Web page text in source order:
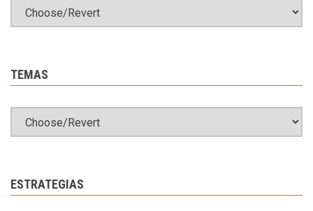
TEMAS
ESTRATEGIAS